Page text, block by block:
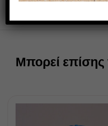
Μπορεί